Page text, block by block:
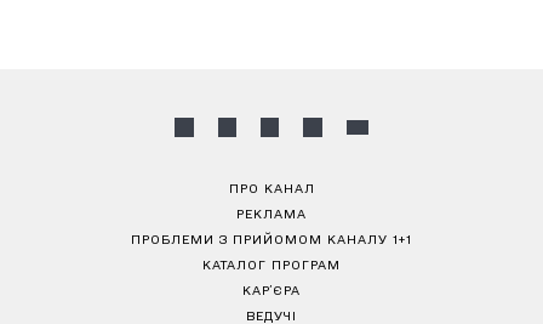
ПРО КАНАЛ
РЕКЛАМА
ПРОБЛЕМИ З ПРИЙОМОМ КАНАЛУ 1+1
КАТАЛОГ ПРОГРАМ
КАР’ЄРА
ВЕДУЧІ